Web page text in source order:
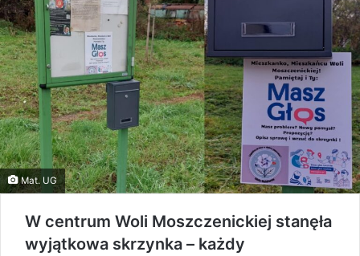
Mat. UG
W centrum Woli Moszczenickiej stanęła
wyjątkowa skrzynka – każdy